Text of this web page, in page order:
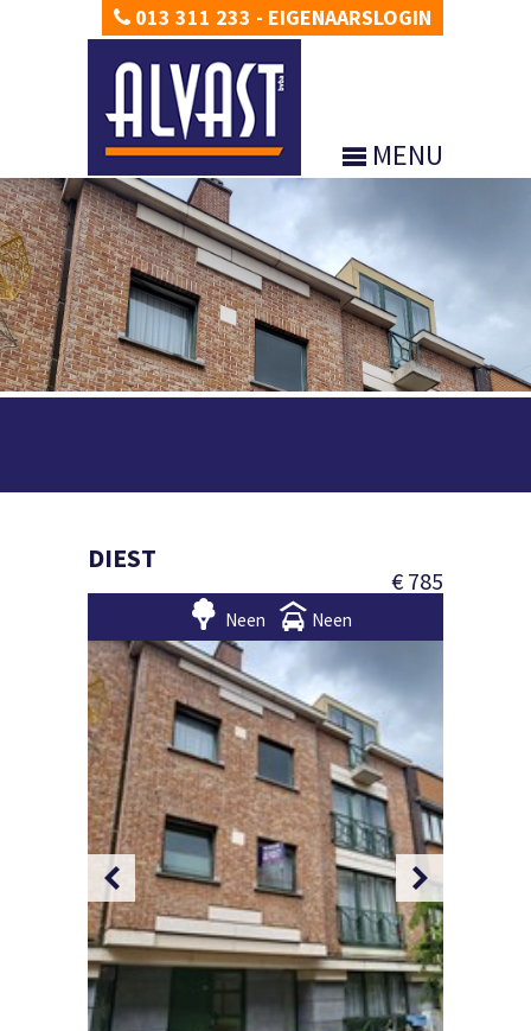
013 311 233 - EIGENAARSLOGIN
MENU
DIEST
€ 785
Neen Neen